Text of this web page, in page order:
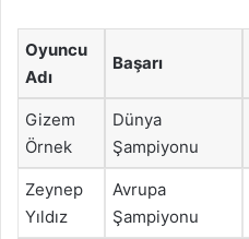
Oyuncu
Adı
Başarı
Gizem
Örnek
Dünya
Şampiyonu
Zeynep
Yıldız
Avrupa
Şampiyonu